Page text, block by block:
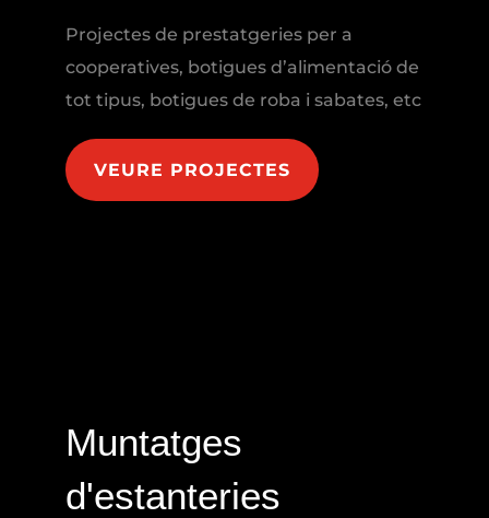
Projectes de prestatgeries per a
cooperatives, botigues d’alimentació de
tot tipus, botigues de roba i sabates, etc
VEURE PROJECTES
Muntatges
d'estanteries